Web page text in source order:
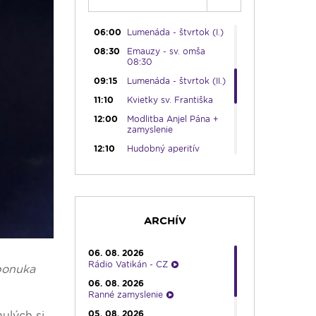
05:45
Ranné chvály
06:00
Lumenáda - štvrtok (I.)
08:30
Emauzy - sv. omša
08:30
09:15
Lumenáda - štvrtok (II.)
11:10
Kvietky sv. Františka
12:00
Modlitba Anjel Pána +
zamyslenie
12:10
Hudobný aperitív
Dianou
18:00
Emauzy - sv. omša
18:00
19:00
Ruženec svetla
ARCHÍV
06. 08. 2026
Rádio Vatikán - CZ
06. 08. 2026
Ranné zamyslenie
05. 08. 2026